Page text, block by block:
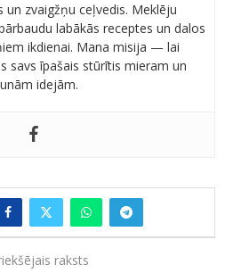
un zvaigžņu ceļvedis. Meklēju
labākās receptes un dalos
ikdienai. Mana misija — lai
savs īpašais stūrītis mieram un
idejām.
raksts